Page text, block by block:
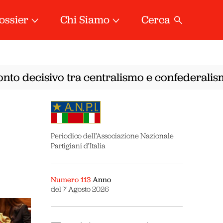
Chi Siamo Cerca
decisivo tra centralismo e confederalismo•
Periodico dell’Associazione Nazionale
Partigiani d’Italia
Numero 113Anno
del 7 Agosto 2026